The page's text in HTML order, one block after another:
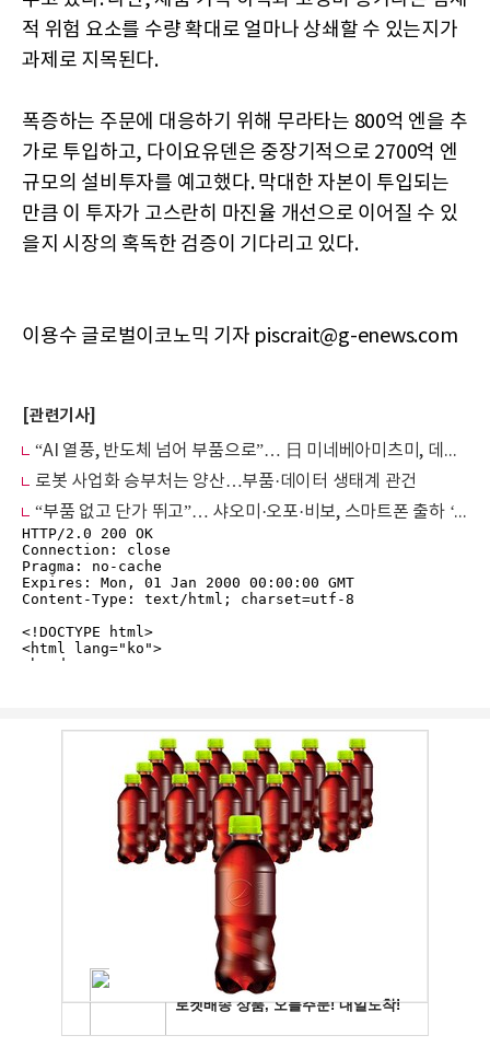
적 위험 요소를 수량 확대로 얼마나 상쇄할 수 있는지가
과제로 지목된다.
폭증하는 주문에 대응하기 위해 무라타는 800억 엔을 추
가로 투입하고, 다이요유덴은 중장기적으로 2700억 엔
규모의 설비투자를 예고했다. 막대한 자본이 투입되는
만큼 이 투자가 고스란히 마진율 개선으로 이어질 수 있
을지 시장의 혹독한 검증이 기다리고 있다.
이용수 글로벌이코노믹 기자 piscrait@g-enews.com
[관련기사]
“AI 열풍, 반도체 넘어 부품으로”… 日 미네베아미츠미, 데이터센터용 베어링 투자 확대
로봇 사업화 승부처는 양산…부품·데이터 생태계 관건
“부품 없고 단가 뛰고”… 샤오미·오포·비보, 스마트폰 출하 ‘최대 30%’ 감축